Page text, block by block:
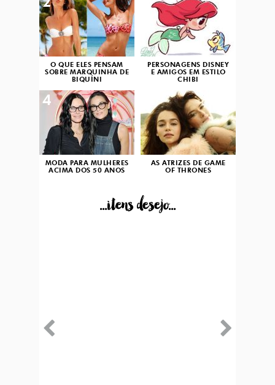
O QUE ELES PENSAM
SOBRE MARQUINHA DE
BIQUÍNI
2
PERSONAGENS DISNEY
E AMIGOS EM ESTILO
CHIBI
3
MODA PARA MULHERES
ACIMA DOS 50 ANOS
4
AS ATRIZES DE GAME
OF THRONES
...itens desejo...